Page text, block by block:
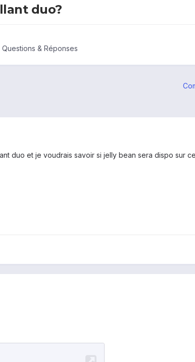
duo?
& Réponses
duo et je voudrais savoir si jelly bean sera dispo sur